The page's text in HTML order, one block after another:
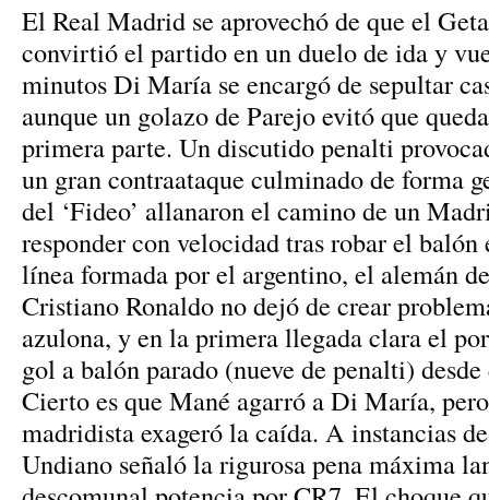
El Real Madrid se aprovechó de que el
convirtió el partido en un duelo de ida y
minutos Di María se encargó de sepultar
aunque un golazo de Parejo evitó que
primera parte. Un discutido penalti
un gran contraataque culminado de forma
del ‘Fideo’ allanaron el camino de un
responder con velocidad tras robar el
línea formada por el argentino, el alemán
Cristiano Ronaldo no dejó de crear
azulona, y en la primera llegada clara el
gol a balón parado (nueve de penalti)
Cierto es que Mané agarró a Di María,
madridista exageró la caída. A instancias
Undiano señaló la rigurosa pena máxima